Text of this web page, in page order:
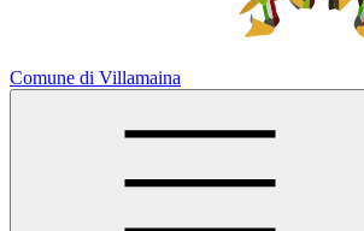
Comune di Villamaina